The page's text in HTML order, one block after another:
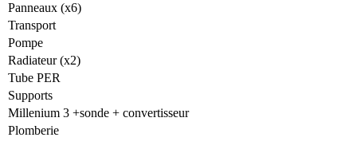
Panneaux (x6)
Transport
Pompe
Radiateur (x2)
Tube PER
Supports
Millenium 3 +sonde + convertisseur
Plomberie